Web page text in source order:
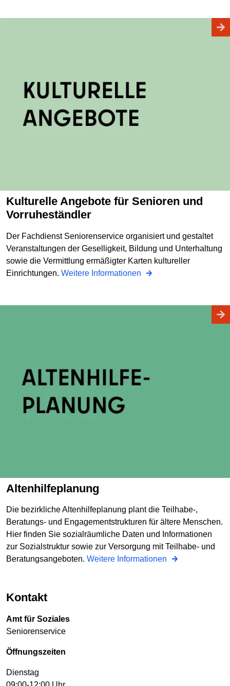
Kulturelle Angebote für Senioren und
Vorruheständler
Der Fachdienst Seniorenservice organisiert und gestaltet
Veranstaltungen der Geselligkeit, Bildung und Unterhaltung
sowie die Vermittlung ermäßigter Karten kultureller
Einrichtungen. Weitere Informationen
Altenhilfeplanung
Die bezirkliche Altenhilfeplanung plant die Teilhabe-,
Beratungs- und Engagementstrukturen für ältere Menschen.
Hier finden Sie sozialräumliche Daten und Informationen
zur Sozialstruktur sowie zur Versorgung mit Teilhabe- und
Beratungsangeboten. Weitere Informationen
Kontakt
Amt für Soziales
Seniorenservice
Öffnungszeiten
Dienstag